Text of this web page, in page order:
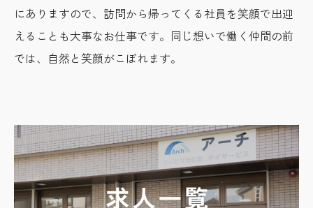
にありますので、訪問から帰ってくる社員を笑顔で出迎
えることも大事なお仕事です。同じ想いで働く仲間の前
では、自然と笑顔がこぼれます。